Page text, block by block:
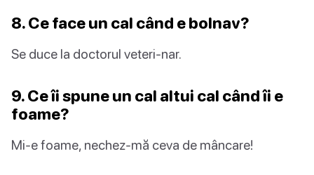
8. Ce face un cal când e bolnav?
Se duce la doctorul veteri-nar.
9. Ce îi spune un cal altui cal când îi e
foame?
Mi-e foame, nechez-mă ceva de mâncare!